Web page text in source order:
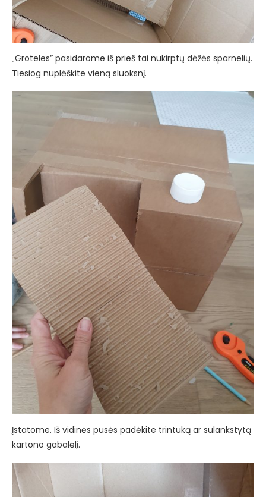
„Groteles” pasidarome iš prieš tai nukirptų dėžės sparnelių.
Tiesiog nuplėškite vieną sluoksnį.
Įstatome. Iš vidinės pusės padėkite trintuką ar sulankstytą
kartono gabalėlį.